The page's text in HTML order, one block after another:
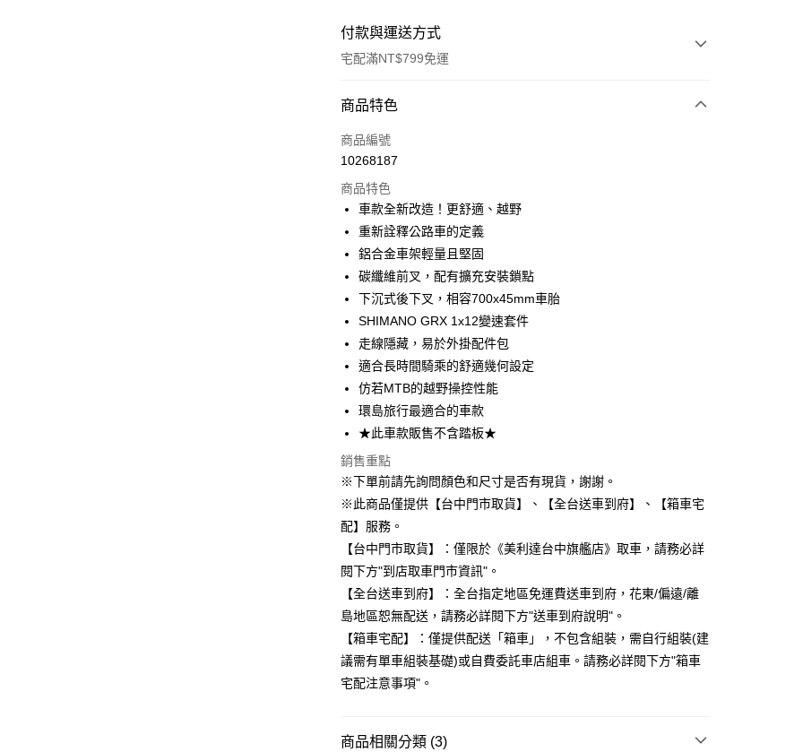
付款與運送方式
宅配滿NT$799免運
付款方式
信用卡一次付款
3 期 0 利率 每期NT$20,600
合作金庫商業銀行
華南商業銀行
國泰世華商業銀行
臺灣中小企業銀行
台中商業銀行
匯豐（台灣）商業銀行
聯邦商業銀行
元大商業銀行
台新國際商業銀行
台灣樂天信用卡公司
6 期 0 利率 每期NT$10,300
合作金庫商業銀行
華南商業銀行
上海商業儲蓄銀行
台北富邦商業銀行
臺灣中小企業銀行
匯豐（台灣）商業銀行
聯邦商業銀行
元大商業銀行
玉山商業銀行
台灣樂天信用卡公司
LINE Pay
街口支付
悠遊付
Google Pay
ATM付款
宅配
每筆NT$85，滿NT$799(含以上)免運費
付款後門市自取
每筆NT$85，滿NT$799(含以上)免運費
商品特色
商品編號
10268187
商品特色
車款全新改造！更舒適、越野
重新詮釋公路車的定義
鋁合金車架輕量且堅固
碳纖維前叉，配有擴充安裝鎖點
下沉式後下叉，相容700x45mm車胎
SHIMANO GRX 1x12變速套件
走線隱藏，易於外掛配件包
適合長時間騎乘的舒適幾何設定
仿若MTB的越野操控性能
環島旅行最適合的車款
★此車款販售不含踏板★
銷售重點
※下單前請先詢問顏色和尺寸是否有現貨，謝謝。
※此商品僅提供【台中門市取貨】、【全台送車到府】、【箱車宅
配】服務。
【台中門市取貨】：僅限於《美利達台中旗艦店》取車，請務必詳
閱下方"到店取車門市資訊"。
【全台送車到府】：全台指定地區免運費送車到府，花東/偏遠/離
島地區恕無配送，請務必詳閱下方"送車到府說明"。
【箱車宅配】：僅提供配送「箱車」，不包含組裝，需自行組裝(建
議需有單車組裝基礎)或自費委託車店組車。請務必詳閱下方"箱車
宅配注意事項"。
商品相關分類 (3)